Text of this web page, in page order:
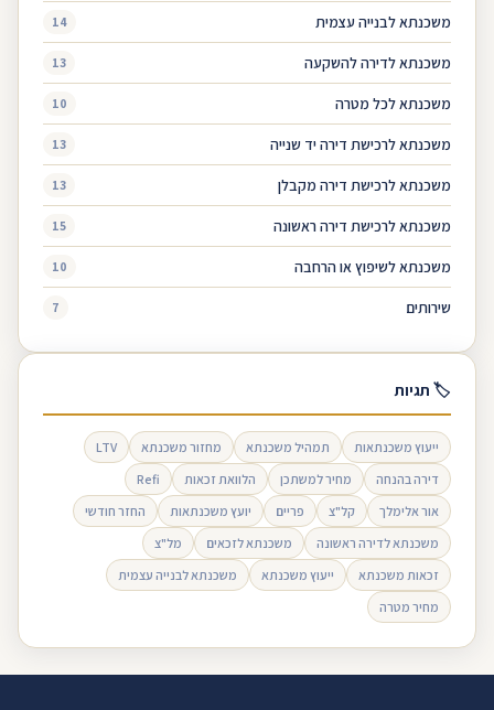
משכנתא לבנייה עצמית 14
משכנתא לדירה להשקעה 13
משכנתא לכל מטרה 10
משכנתא לרכישת דירה יד שנייה 13
משכנתא לרכישת דירה מקבלן 13
משכנתא לרכישת דירה ראשונה 15
משכנתא לשיפוץ או הרחבה 10
שירותים 7
🏷 תגיות
ייעוץ משכנתאות תמהיל משכנתא מחזור משכנתא
LTV
דירה בהנחה
מחיר למשתכן הלוואת זכאות
Refi
אור אלימלך
קל"צ פריים יועץ משכנתאות
החזר חודשי
משכנתא לדירה ראשונה
משכנתא לזכאים
מל"צ
זכאות משכנתא
ייעוץ משכנתא
משכנתא לבנייה עצמית
מחיר מטרה